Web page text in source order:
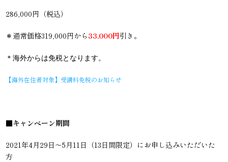
286,000円（税込）
＊通常価格319,000円から 33,000円引き。
＊海外からは免税となります。
【海外在住者対象】受講料免税のお知らせ
■キャンペーン期間
2021年4月29日〜5月11日（13日間限定）にお申し込みいただいた
方